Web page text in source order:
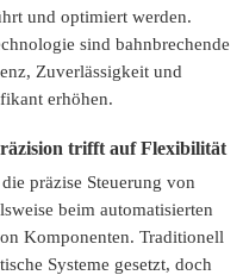
und optimiert werden.
sind bahnbrechende
Zuverlässigkeit und
erhöhen.
trifft auf Flexibilität
präzise Steuerung von
beim automatisierten
Komponenten. Traditionell
Systeme gesetzt, doch